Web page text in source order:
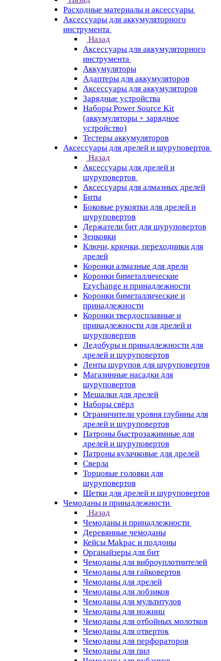
Расходные материалы и аксессуары
Аксессуары для аккумуляторного
инструмента
Назад
Аксессуары для аккумуляторного
инструмента
Aккумуляторы
Адаптеры для аккумуляторов
Аксессуары для аккумуляторов
Зарядные устройства
Наборы Power Source Kit
(аккумуляторы + зарядное
устройство)
Тестеры аккумуляторов
Аксессуары для дрелей и шуруповертов
Назад
Аксессуары для дрелей и
шуруповертов
Аксессуары для алмазных дрелей
Биты
Боковые рукоятки для дрелей и
шуруповертов
Держатели бит для шуруповертов
Зенковки
Ключи, крючки, переходники для
дрелей
Коронки алмазные для дрели
Коронки биметаллические
Ezychange и принадлежности
Коронки биметаллические и
принадлежности
Коронки твердосплавные и
принадлежности для дрелей и
шуруповертов
Ледобуры и принадлежности для
дрелей и шуруповертов
Ленты шурупов для шуруповертов
Магазинные насадки для
шуруповертов
Мешалки для дрелей
Наборы свёрл
Ограничители уровня глубины для
дрелей и шуруповертов
Патроны быстрозажимные для
дрелей и шуруповертов
Патроны кулачковые для дрелей
Сверла
Торцовые головки для
шуруповертов
Щетки для дрелей и шуруповертов
Чемоданы и принадлежности
Назад
Чемоданы и принадлежности
Деревянные чемоданы
Кейсы Makpac и поддоны
Органайзеры для бит
Чемоданы для виброуплотнителей
Чемоданы для гайковертов
Чемоданы для дрелей
Чемоданы для лобзиков
Чемоданы для мультитулов
Чемоданы для ножниц
Чемоданы для отбойных молотков
Чемоданы для отверток
Чемоданы для перфораторов
Чемоданы для пил